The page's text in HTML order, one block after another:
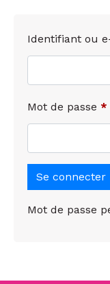
Identifiant ou
Mot de passe *
Se connecter
Mot de passe